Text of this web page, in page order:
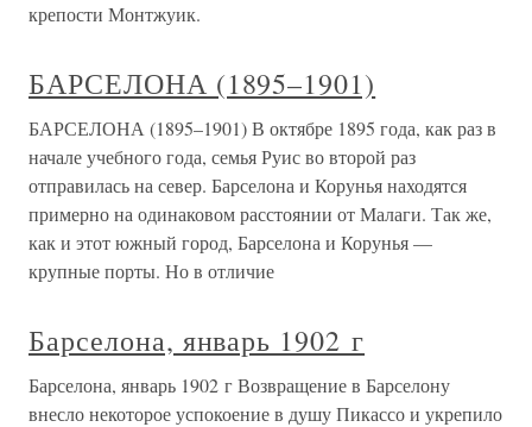
крепости Монтжуик.
БАРСЕЛОНА (1895–1901)
БАРСЕЛОНА (1895–1901) В октябре 1895 года, как раз в
начале учебного года, семья Руис во второй раз
отправилась на север. Барселона и Корунья находятся
примерно на одинаковом расстоянии от Малаги. Так же,
как и этот южный город, Барселона и Корунья —
крупные порты. Но в отличие
Барселона, январь 1902 г
Барселона, январь 1902 г Возвращение в Барселону
внесло некоторое успокоение в душу Пикассо и укрепило